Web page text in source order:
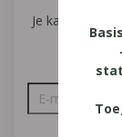
Je kan kiezen